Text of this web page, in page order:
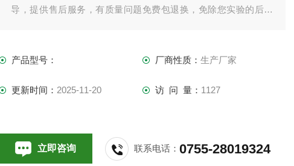
导，提供售后服务，有质量问题免费包退换，免除您实验的后顾
产品详情请直接联系我司销售！
产品型号： 厂商性质： 生产厂家
更新时间： 2025-11-20 访 问 量： 1127
立即咨询 联系电话：0755-28019324